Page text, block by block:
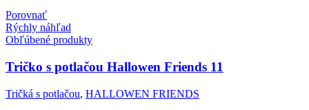
Porovnať
Rýchly náhľad
Obľúbené produkty
Tričko s potlačou Hallowen Friends 11
Tričká s potlačou, HALLOWEN FRIENDS